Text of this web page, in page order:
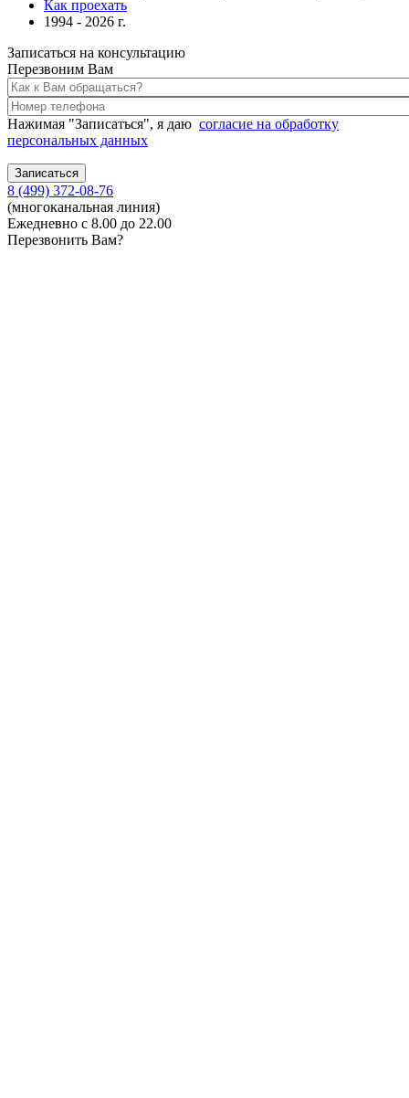
Как проехать
1994 - 2026 г.
Записаться на консультацию
Перезвоним Вам
Нажимая "Записаться", я даю согласие на обработку
персональных данных
8 (499) 372-08-76
(многоканальная линия)
Ежедневно с 8.00 до 22.00
Перезвонить Вам?